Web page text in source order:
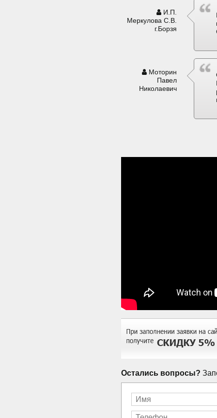
И.П.
Меркулова С.В.
г.Борзя
Моторин
Павел
Николаевич
Остались вопросы?